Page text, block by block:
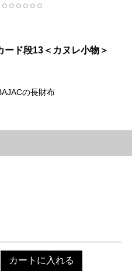
ード段13＜カヌレ小物＞
の長財布
カートに入れる